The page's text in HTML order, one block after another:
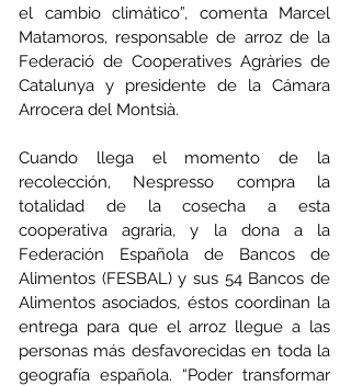
el cambio climático”, comenta Marcel
Matamoros, responsable de arroz de la
Federació de Cooperatives Agràries de
Catalunya y presidente de la Cámara
Arrocera del Montsià.
Cuando llega el momento de la
recolección, Nespresso compra la
totalidad de la cosecha a esta
cooperativa agraria, y la dona a la
Federación Española de Bancos de
Alimentos (FESBAL) y sus 54 Bancos de
Alimentos asociados, éstos coordinan la
entrega para que el arroz llegue a las
personas más desfavorecidas en toda la
geografía española. “Poder transformar